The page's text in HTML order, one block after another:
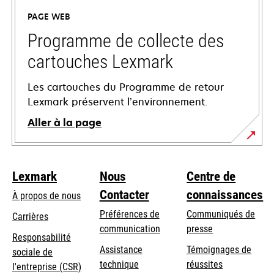
nouvel
onglet
PAGE WEB
Programme de collecte des
cartouches Lexmark
Les cartouches du Programme de retour
Lexmark préservent l’environnement.
Aller à la page
Lexmark
À propos de nous
Carrières
s’ouvre
dans
un
Responsabilité
sociale de
l'entreprise (CSR) s’ouvre
Nous
Contacter
Préférences de
communication
s’ouvre
dans
Assistance
techniques’ouvre
Centre de
connaissances
Communiqués de
presse
Témoignages de
réussites